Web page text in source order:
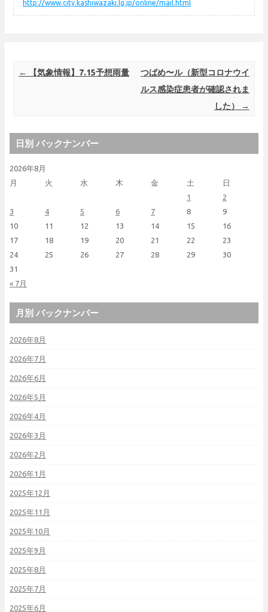
http://www.city.kashiwazaki.lg.jp/online/mail.html
Post navigation
← 【気象情報】7.15予想雨量
つばめ〜ル（新型コロナウイ
ルス感染症患者が確認されま
した）
→
日別 バックナンバー
2026年8月
月
火 水 木 金 土 日
« 7月
1
2
3
4 5 6 7 8
9
10
11 12 13 14 15
16
17
18 19 20 21 22
23
24
25 26 27 28 29
30
31
月別 バックナンバー
2026年8月
2026年7月
2026年6月
2026年5月
2026年4月
2026年3月
2026年2月
2026年1月
2025年12月
2025年11月
2025年10月
2025年9月
2025年8月
2025年7月
2025年6月